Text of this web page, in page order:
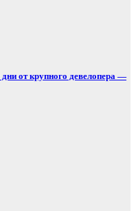
от крупного девелопера —